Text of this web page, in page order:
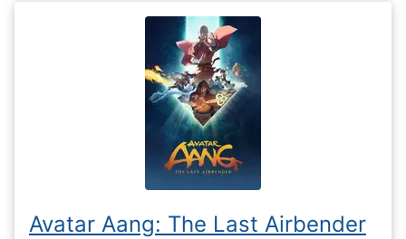
Avatar Aang: The Last Airbender